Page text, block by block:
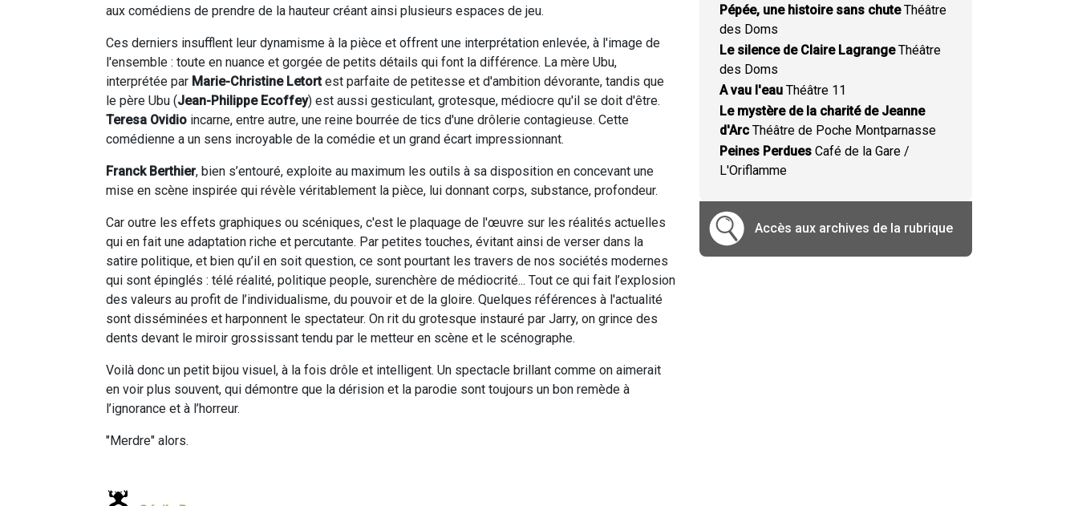
aux comédiens de prendre de la hauteur créant ainsi plusieurs espaces de jeu.
Ces derniers insufflent leur dynamisme à la pièce et offrent une interprétation enlevée, à l'image de
l'ensemble : toute en nuance et gorgée de petits détails qui font la différence. La mère Ubu,
interprétée par Marie-Christine Letortest parfaite de petitesse et d'ambition dévorante, tandis que
le père Ubu (Jean-Philippe Ecoffey) est aussi gesticulant, grotesque, médiocre qu'il se doit d'être.
Teresa Ovidio incarne, entre autre, une reine bourrée de tics d'une drôlerie contagieuse. Cette
comédienne a un sens incroyable de la comédie et un grand écart impressionnant.
Franck Berthier, bien s’entouré, exploite au maximum les outils à sa disposition en concevant une
mise en scène inspirée qui révèle véritablement la pièce, lui donnant corps, substance, profondeur.
Car outre les effets graphiques ou scéniques, c'est le plaquage de l'œuvre sur les réalités actuelles
qui en fait une adaptation riche et percutante. Par petites touches, évitant ainsi de verser dans la
satire politique, et bien qu’il en soit question, ce sont pourtant les travers de nos sociétés modernes
qui sont épinglés : télé réalité, politique people, surenchère de médiocrité... Tout ce qui fait l’explosion
des valeurs au profit de l’individualisme, du pouvoir et de la gloire. Quelques références à l'actualité
sont disséminées et harponnent le spectateur. On rit du grotesque instauré par Jarry, on grince des
dents devant le miroir grossissant tendu par le metteur en scène et le scénographe.
Voilà donc un petit bijou visuel, à la fois drôle et intelligent. Un spectacle brillant comme on aimerait
en voir plus souvent, qui démontre que la dérision et la parodie sont toujours un bon remède à
l’ignorance et à l’horreur.
"Merdre" alors.
Pépée, une histoire sans chuteThéâtre
des Doms
Le silence de Claire LagrangeThéâtre
des Doms
A vau l'eau Théâtre 11
Le mystère de la charité de Jeanne
d'Arc Théâtre de Poche Montparnasse
Peines Perdues Café de la Gare /
L'Oriflamme
Accès aux archives de la rubrique